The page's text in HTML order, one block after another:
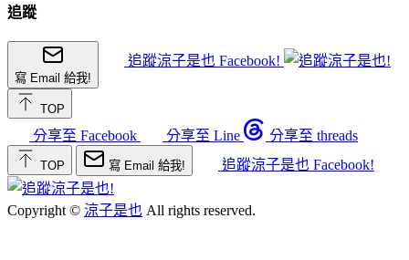
追蹤
寫 Email 給我!
追蹤涼子是也 Facebook!
TOP
分享至 Facebook 分享至 Line 分享至 threads
TOP 寫 Email 給我! 追蹤涼子是也 Facebook!
Copyright © 涼子是也 All rights reserved.